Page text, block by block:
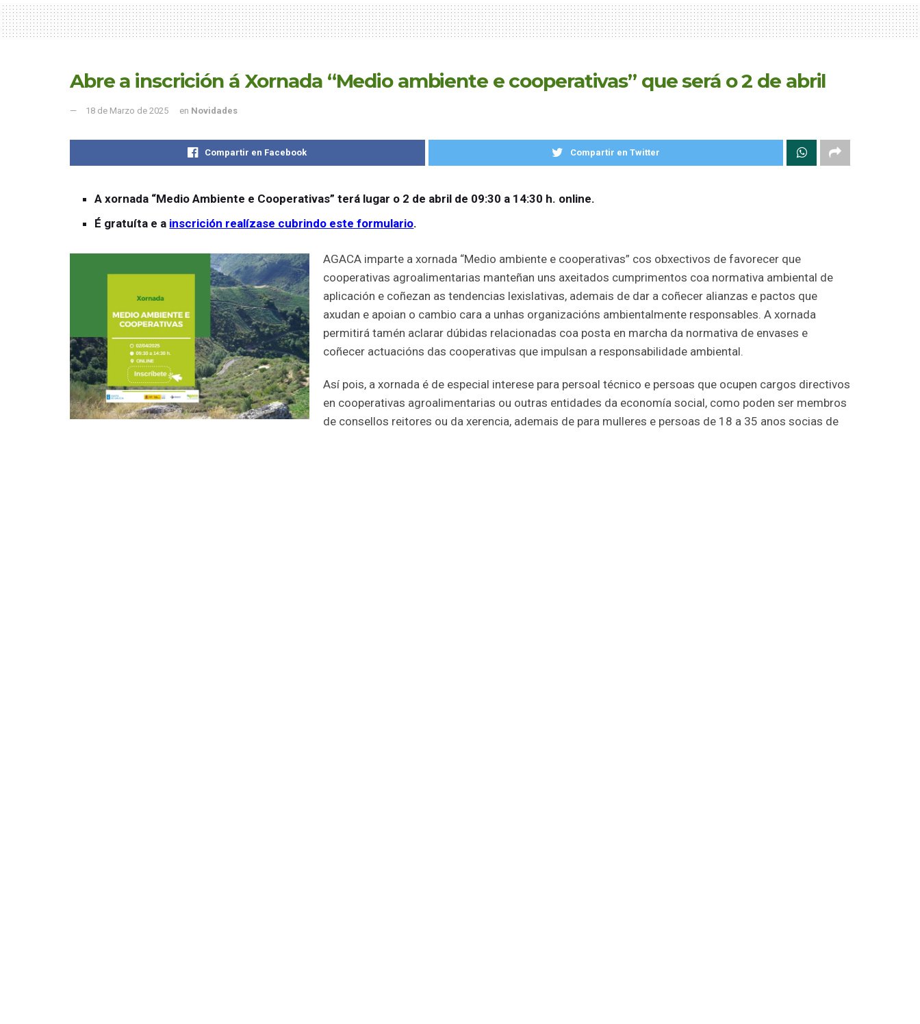
Abre a inscrición á Xornada “Medio ambiente e cooperativas” que será o 2 de abril
18 de Marzo de 2025 en Novidades
Compartir en Facebook Compartir en Twitter
A xornada “Medio Ambiente e Cooperativas” terá lugar o 2 de abril de 09:30 a 14:30 h. online.
É gratuíta e a inscrición realízase cubrindo este formulario.
AGACA imparte a xornada “Medio ambiente e cooperativas” cos obxectivos de favorecer que
cooperativas agroalimentarias manteñan uns axeitados cumprimentos coa normativa ambiental de
aplicación e coñezan as tendencias lexislativas, ademais de dar a coñecer alianzas e pactos que
axudan e apoian o cambio cara a unhas organizacións ambientalmente responsables. A xornada
permitirá tamén aclarar dúbidas relacionadas coa posta en marcha da normativa de envases e
coñecer actuacións das cooperativas que impulsan a responsabilidade ambiental.
Así pois, a xornada é de especial interese para persoal técnico e persoas que ocupen cargos directivos
en cooperativas agroalimentarias ou outras entidades da economía social, como poden ser membros
de consellos reitores ou da xerencia, ademais de para mulleres e persoas de 18 a 35 anos socias de